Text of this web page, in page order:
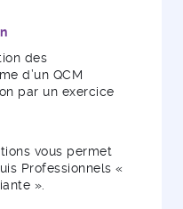
des
d’un QCM
par un exercice
vous permet
Professionnels «
».